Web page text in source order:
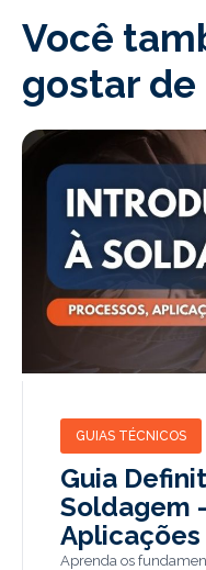
Você
gostar de
GUIAS TÉCNICOS
Guia
Soldagem
Aprenda os